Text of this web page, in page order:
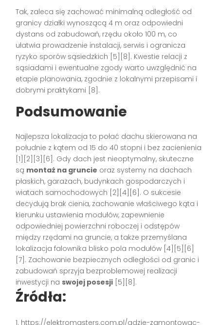
Tak, zaleca się zachować minimalną odległość od
granicy działki wynoszącą 4 m oraz odpowiedni
dystans od zabudowań, rzędu około 100 m, co
ułatwia prowadzenie instalacji, serwis i ogranicza
ryzyko sporów sąsiedzkich [5][8]. Kwestie relacji z
sąsiadami i ewentualne zgody warto uwzględnić na
etapie planowania, zgodnie z lokalnymi przepisami i
dobrymi praktykami [8].
Podsumowanie
Najlepsza lokalizacja to połać dachu skierowana na
południe z kątem od 15 do 40 stopni i bez zacienienia
[1][2][3][6]. Gdy dach jest nieoptymalny, skuteczne
są montaż na gruncie oraz systemy na dachach
płaskich, garażach, budynkach gospodarczych i
wiatach samochodowych [2][4][6]. O sukcesie
decydują brak cienia, zachowanie właściwego kąta i
kierunku ustawienia modułów, zapewnienie
odpowiedniej powierzchni roboczej i odstępów
między rzędami na gruncie, a także przemyślana
lokalizacja falownika blisko pola modułów [4][5][6]
[7]. Zachowanie bezpiecznych odległości od granic i
zabudowań sprzyja bezproblemowej realizacji
inwestycji na swojej posesji [5][8].
Źródła:
https://elektromasters.com.pl/gdzie-zamontowac-